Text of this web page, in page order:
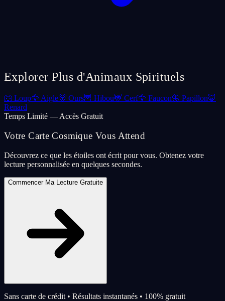
Explorer Plus d'Animaux Spirituels
🐺 Loup🦅 Aigle🐻 Ours🦉 Hibou🦌 Cerf🦅 Faucon🦋 Papillon🦊
Renard
Temps Limité — Accès Gratuit
Votre Carte Cosmique Vous Attend
Découvrez ce que les étoiles ont écrit pour vous. Obtenez votre
lecture personnalisée en quelques secondes.
Commencer Ma Lecture Gratuite
Sans carte de crédit • Résultats instantanés • 100% gratuit